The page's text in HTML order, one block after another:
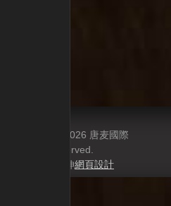
copyright © 2026 唐麦國際
All rights reserved.
Power by 元伸網頁設計